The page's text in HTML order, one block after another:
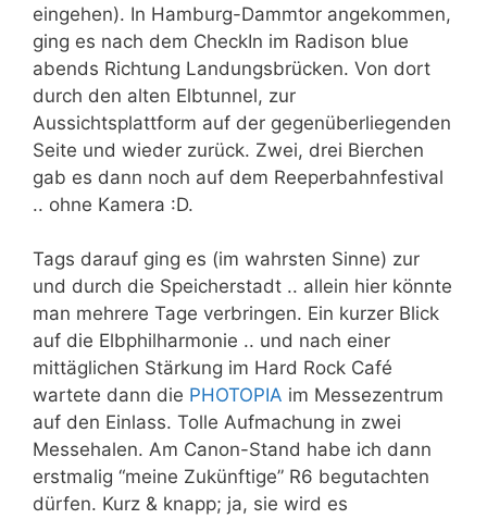
eingehen). In Hamburg-Dammtor angekommen,
ging es nach dem CheckIn im Radison blue
abends Richtung Landungsbrücken. Von dort
durch den alten Elbtunnel, zur
Aussichtsplattform auf der gegenüberliegenden
Seite und wieder zurück. Zwei, drei Bierchen
gab es dann noch auf dem Reeperbahnfestival
.. ohne Kamera :D.
Tags darauf ging es (im wahrsten Sinne) zur
und durch die Speicherstadt .. allein hier könnte
man mehrere Tage verbringen. Ein kurzer Blick
auf die Elbphilharmonie .. und nach einer
mittäglichen Stärkung im Hard Rock Café
wartete dann die PHOTOPIA im Messezentrum
auf den Einlass. Tolle Aufmachung in zwei
Messehalen. Am Canon-Stand habe ich dann
erstmalig “meine Zukünftige” R6 begutachten
dürfen. Kurz & knapp; ja, sie wird es